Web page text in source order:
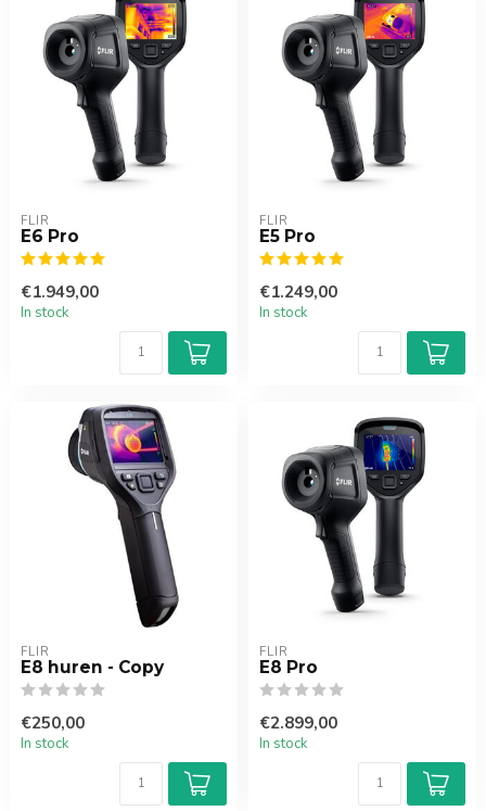
FLIR
E6 Pro
€1.949,00
In stock
FLIR
E5 Pro
€1.249,00
In stock
FLIR
E8 huren - Copy
€250,00
In stock
FLIR
E8 Pro
€2.899,00
In stock